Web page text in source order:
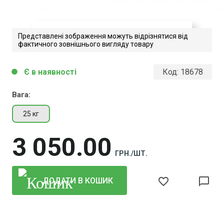
Представлені зображення можуть відрізнятися від
фактичного зовнішнього вигляду товару
Код: 18678
Вага:
25 кг
3 050 00 ГРН./ШТ.
circle Є в наявності
ДОДАТИ В КОШИК favorite_border chat_bubble_outline